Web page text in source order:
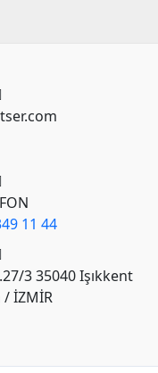
11 44
3 35040 Işıkkent
İZMİR